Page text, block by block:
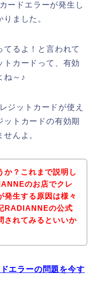
ードエラーが発生し
ました。
てるよ！と言われて
トカードって、有効
ね～♪
ジットカードが使え
トカードの有効期
んよ。
か？これまで説明し
のお店でクレ
発生する原因は様々
RADIANNEの公式
されてみるといいか
エラーの問題を今す